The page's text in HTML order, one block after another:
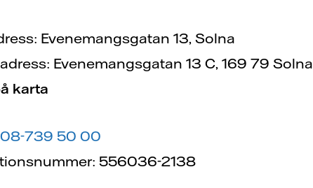
Evenemangsgatan 13, Solna
Evenemangsgatan 13 C, 169 79 Solna
karta
08-739 50 00
556036-2138